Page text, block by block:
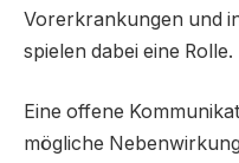
Vorerkrankungen und
spielen dabei eine Rolle.
Eine offene
mögliche